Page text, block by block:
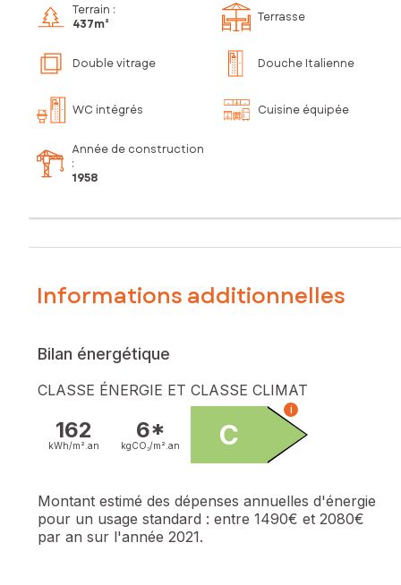
Terrain :
437m²
Terrasse
Double vitrage Douche Italienne
WC intégrés Cuisine équipée
Année de construction
:
1958
Informations additionnelles
Bilan énergétique
CLASSE ÉNERGIE ET CLASSE CLIMAT
162
kWh/m². an
6*
kgCO₂/m². an C
i
Montant estimé des dépenses annuelles d'énergie
pour un usage standard : entre 1490€ et 2080€
par an sur l'année 2021.